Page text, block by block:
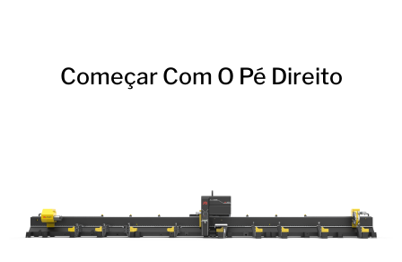
Começar Com O Pé Direito